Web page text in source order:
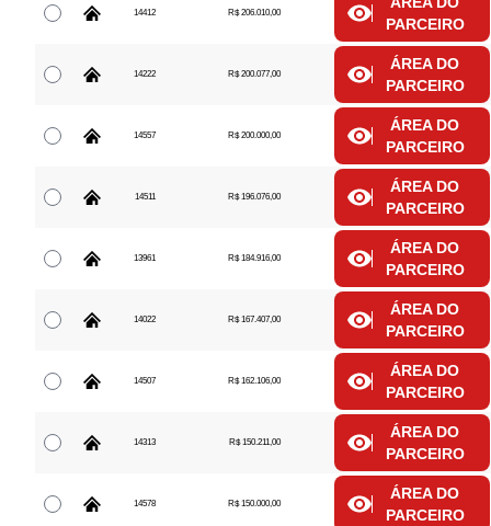
14412 R$ 206.010,00
PARCEIRO
14222 R$ 200.077,00
ÁREA DO
PARCEIRO
14557 R$ 200.000,00
ÁREA DO
PARCEIRO
14511 R$ 196.076,00
ÁREA DO
PARCEIRO
13961 R$ 184.916,00
ÁREA DO
PARCEIRO
14022 R$ 167.407,00
ÁREA DO
PARCEIRO
14507 R$ 162.106,00
ÁREA DO
PARCEIRO
14313 R$ 150.211,00
ÁREA DO
PARCEIRO
14578 R$ 150.000,00
ÁREA DO
PARCEIRO